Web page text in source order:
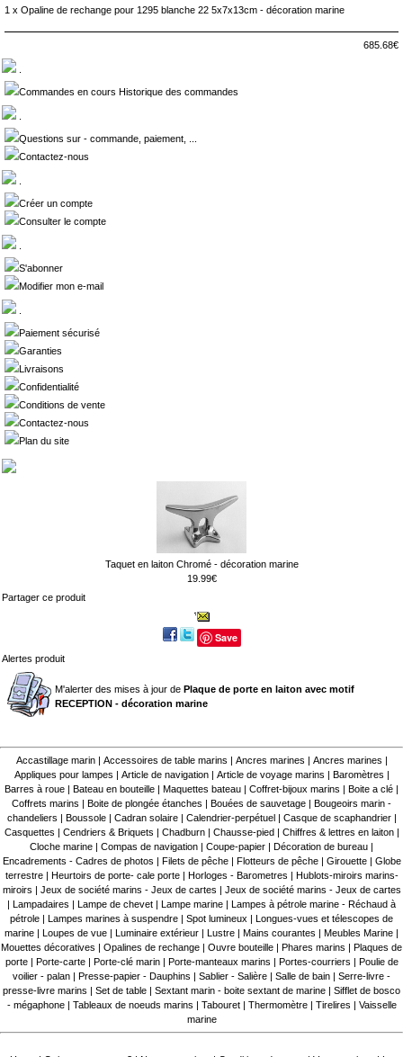
1 x Opaline de rechange pour 1295 blanche 22 5x7x13cm - décoration marine
685.68€
Commandes en cours Historique des commandes
Questions sur - commande, paiement, ...
Contactez-nous
Créer un compte
Consulter le compte
S'abonner
Modifier mon e-mail
Paiement sécurisé
Garanties
Livraisons
Confidentialité
Conditions de vente
Contactez-nous
Plan du site
Taquet en laiton Chromé - décoration marine
19.99€
Partager ce produit
Save
Alertes produit
M'alerter des mises à jour de Plaque de porte en laiton avec motif
RECEPTION - décoration marine
Accastillage marin| Accessoires de table marins Ancres marines Ancres marines
Appliques pour lampes
Article de navigation| Article de voyage marins Baromètres
Barres à roue
Bateau en bouteille Maquettes bateau Coffret-bijoux marins Boite a clé
Coffrets marins
Boite de plongée étanches Bouées de sauvetage
Bougeoirs marin -
chandeliers
Boussole| Cadran solaire| Calendrier-perpétuel Casque de scaphandrier|
Casquettes
Cendriers & Briquets Chadburn| Chausse-pied Chiffres & lettres en laiton|
Cloche marine
Compas de navigation Coupe-papier Décoration de bureau
Encadrements - Cadres de photos
Filets de pêche| Flotteurs de pêche| Girouette| Globe
terrestre| Heurtoirs de porte- cale porte| Horloges - Barometres
Hublots-miroirs marins-
miroirs
Jeux de société marins - Jeux de cartes
Jeux de société marins - Jeux de cartes
Lampadaires Lampe de chevet Lampe marine
Lampes à pétrole marine - Réchaud à
pétrole
Lampes marines à suspendre Spot lumineux
Longues-vues et télescopes de
marine
Loupes de vue Luminaire extérieur Lustre Mains courantes Meubles Marine
Mouettes décoratives
Opalines de rechange Ouvre bouteille Phares marins
Plaques de
porte| Porte-carte| Porte-clé marin Porte-manteaux marins Portes-courriers
Poulie de
voilier - palan
Presse-papier - Dauphins Sablier - Salière Salle de bain
Serre-livre -
presse-livre marins
Set de table Sextant marin - boite sextant de marine
Sifflet de bosco
- mégaphone| Tableaux de noeuds marins Tabouret| Thermomètre| Tirelires
Vaisselle
marine